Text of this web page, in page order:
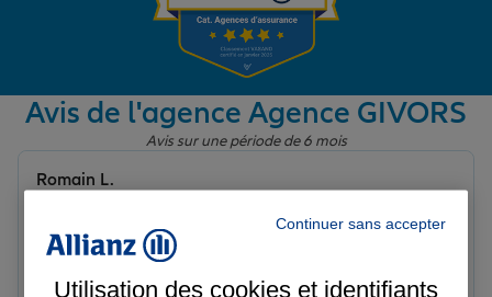
Garantie des accidents de la vie
Assurance scolaire
Protection juridique
Avis de l'agence Agence GIVORS
Avis sur une période de 6 mois
Merci à Sandra de m’avoir si bien accompagné, ses
conseils ont été précieux et respectueux de mes
attentes. J’ai apprécié avoir été bien accompagné dans
Romain L.
Continuer sans accepter
Utilisation des cookies et identifiants